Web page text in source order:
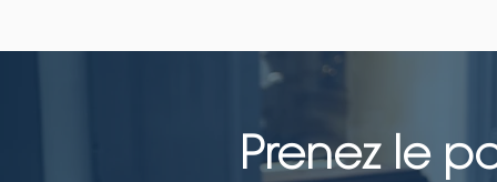
Prenez le